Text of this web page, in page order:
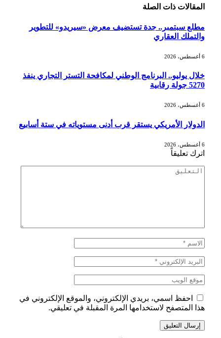
المقالات ذات الصلة
مطلع سبتمبر.. جدة تستضيف معرض «سيريدو» للتطوير
والتملك العقاري
6 أغسطس، 2026
خلال يوليو.. البرنامج الوطني لمكافحة التستر التجاري ينفذ
5270 جولة رقابية
6 أغسطس، 2026
الدولار الأمريكي يستقر قرب أدنى مستوياته في ستة أسابيع
6 أغسطس، 2026
اترك تعليقاً
احفظ اسمي، بريدي الإلكتروني، والموقع الإلكتروني في
هذا المتصفح لاستخدامها المرة المقبلة في تعليقي.